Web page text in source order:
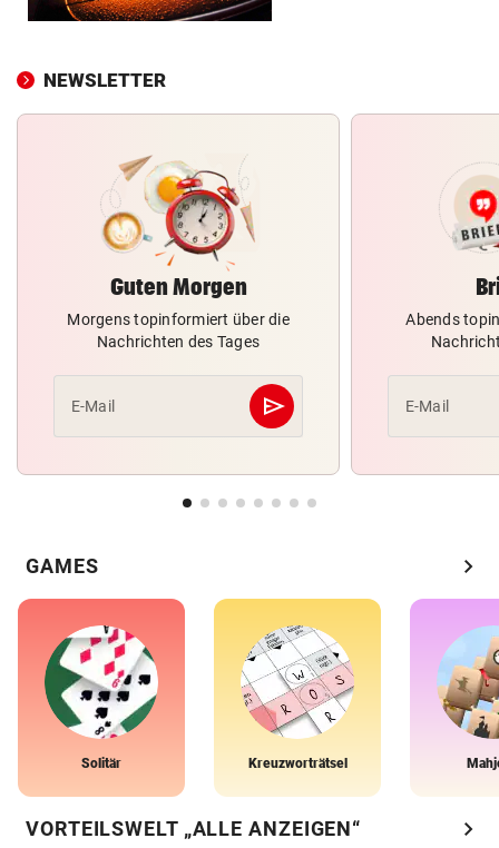
NEWSLETTER
Guten Morgen
Morgens topinformiert über die
Nachrichten des Tages
E-Mail send
Abschicken
Abends
E-Mail
GAMES chevron_right
Solitär Kreuzworträtsel
VORTEILSWELT „ALLE ANZEIGEN“ chevron_right